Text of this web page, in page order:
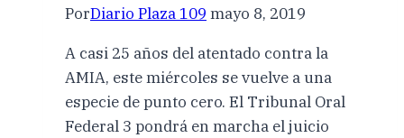
PorDiario Plaza 109 mayo 8, 2019
A casi 25 años del atentado contra la
AMIA, este miércoles se vuelve a una
especie de punto cero. El Tribunal Oral
Federal 3 pondrá en marcha el juicio